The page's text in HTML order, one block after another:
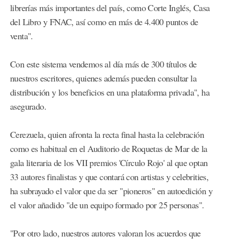
librerías más importantes del país, como Corte Inglés, Casa
del Libro y FNAC, así como en más de 4.400 puntos de
venta".
Con este sistema vendemos al día más de 300 títulos de
nuestros escritores, quienes además pueden consultar la
distribución y los beneficios en una plataforma privada", ha
asegurado.
Cerezuela, quien afronta la recta final hasta la celebración
como es habitual en el Auditorio de Roquetas de Mar de la
gala literaria de los VII premios 'Círculo Rojo' al que optan
33 autores finalistas y que contará con artistas y celebrities,
ha subrayado el valor que da ser "pioneros" en autoedición y
el valor añadido "de un equipo formado por 25 personas".
"Por otro lado, nuestros autores valoran los acuerdos que